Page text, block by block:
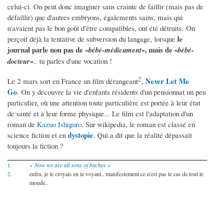
celui-ci. On peut donc imaginer sans crainte de faillir (mais pas de
défaillir) que d'autres embryons, égalements sains, mais qui
n'avaient pas le bon goût d'être compatibles, ont été détruits. On
perçoit déjà la tentative de subversion du langage, lorsque le
journal parle non pas de «bébé-médicament», mais de «bébé-
docteur».. tu parles d'une vocation !
Le 2 mars sort en France un film dérangeant2, Never Let Me
Go. On y découvre la vie d'enfants résidents d'un pensionnat un peu
particulier, où une attention toute particulière est portée à leur état
de santé et à leur forme physique... Le film est l'adaptation d'un
roman de Kazuo Ishiguro. Sur wikipedia, le roman est classé en
science fiction et en dystopie. Qui a dit que la réalité dépassait
toujours la fiction ?
1. «Now we are all sons of bitches »
2.
enfin, je le croyais en le voyant.. manifestement ce n'est pas le cas de tout le
monde..